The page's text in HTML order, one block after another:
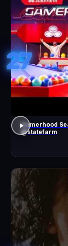
27
Gamerhood
@statefarm